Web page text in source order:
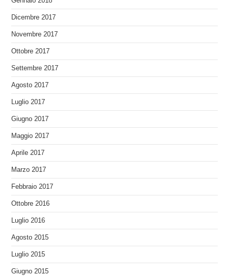
Dicembre 2017
Novembre 2017
Ottobre 2017
Settembre 2017
Agosto 2017
Luglio 2017
Giugno 2017
Maggio 2017
Aprile 2017
Marzo 2017
Febbraio 2017
Ottobre 2016
Luglio 2016
Agosto 2015
Luglio 2015
Giugno 2015